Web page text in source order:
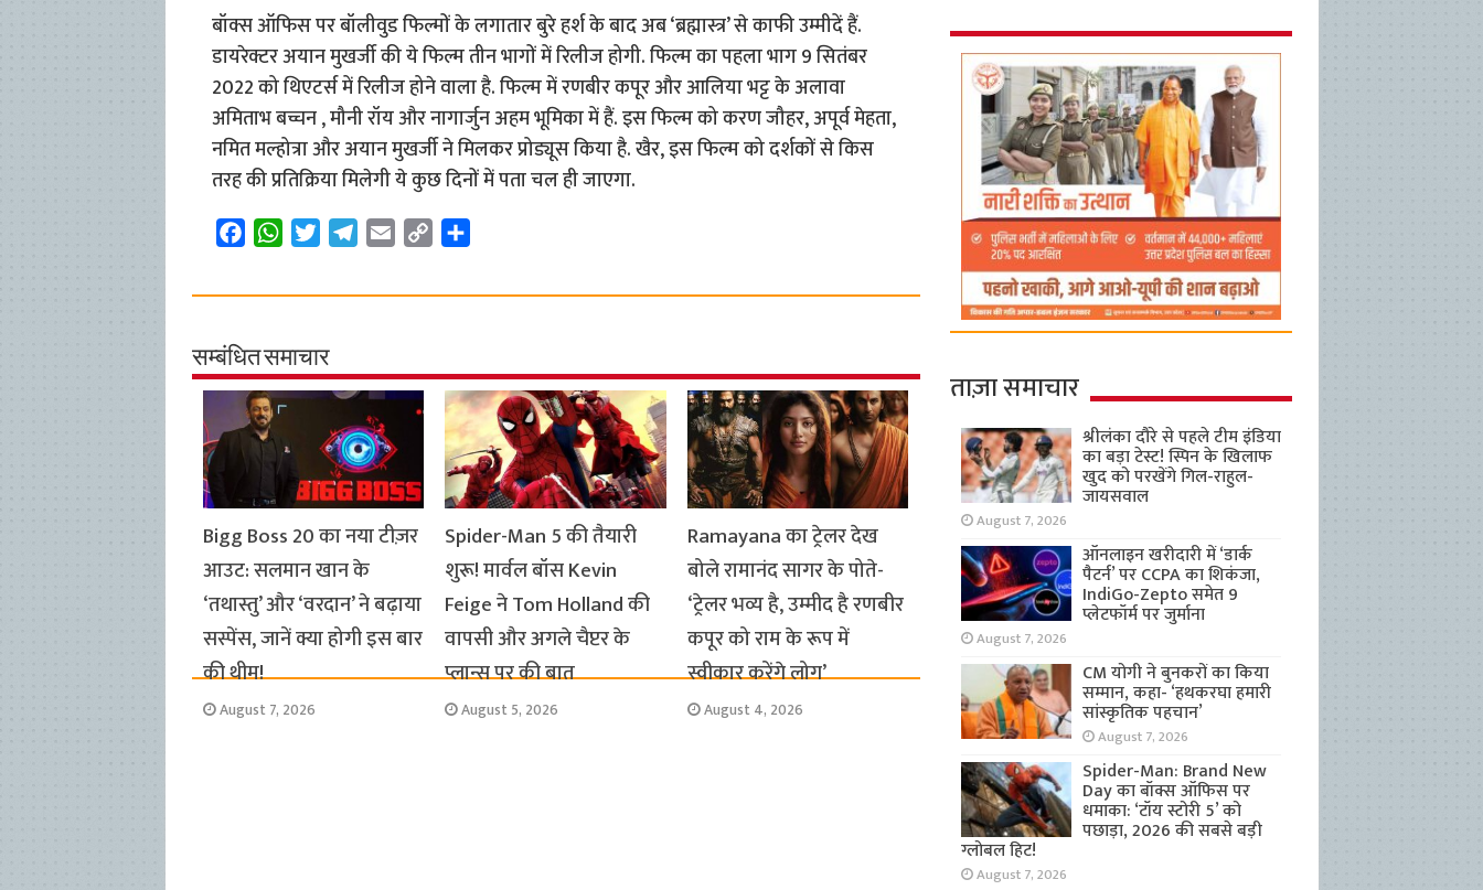
बॉक्स ऑफिस पर बॉलीवुड फिल्मों के लगातार बुरे हर्श के बाद अब ‘ब्रह्मास्त्र’ से काफी उम्मीदें हैं.
डायरेक्टर अयान मुखर्जी की ये फिल्म तीन भागों में रिलीज होगी. फिल्म का पहला भाग 9 सितंबर
2022 को थिएटर्स में रिलीज होने वाला है. फिल्म में रणबीर कपूर और आलिया भट्ट के अलावा
अमिताभ बच्चन , मौनी रॉय और नागार्जुन अहम भूमिका में हैं. इस फिल्म को करण जौहर, अपूर्व मेहता,
नमित मल्होत्रा ​​और अयान मुखर्जी ने मिलकर प्रोड्यूस किया है. खैर, इस फिल्म को दर्शकों से किस
तरह की प्रतिक्रिया मिलेगी ये कुछ दिनों में पता चल ही जाएगा.
c
b
o
o
k
W
a
s
A
p
i
t
e
r
l
r
a
m
a
p
i
a
सम्बंधित समाचार
Bigg Boss 20 का नया टीज़र
आउट: सलमान खान के
‘तथास्तु’ और ‘वरदान’ ने बढ़ाया
सस्पेंस, जानें क्या होगी इस बार
की थीम!
August 7, 2026
Spider-Man 5 की तैयारी
शुरू! मार्वल बॉस Kevin
Feige ने Tom Holland की
वापसी और अगले चैप्टर के
प्लान्स पर की बात
August 5, 2026
Ramayana का ट्रेलर देख
बोले रामानंद सागर के पोते-
‘ट्रेलर भव्य है, उम्मीद है रणबीर
कपूर को राम के रूप में
स्वीकार करेंगे लोग’
August 4, 2026
ताज़ा समाचार
श्रीलंका दौरे से पहले टीम इंडिया
का बड़ा टेस्ट! स्पिन के खिलाफ
खुद को परखेंगे गिल-राहुल-
जायसवाल
August 7, 2026
ऑनलाइन खरीदारी में ‘डार्क
पैटर्न’ पर CCPA का शिकंजा,
IndiGo-Zepto समेत 9
प्लेटफॉर्म पर जुर्माना
August 7, 2026
CM योगी ने बुनकरों का किया
सम्मान, कहा- ‘हथकरघा हमारी
सांस्कृतिक पहचान’
August 7, 2026
Spider-Man: Brand New
Day का बॉक्स ऑफिस पर
धमाका: ‘टॉय स्टोरी 5’ को
पछाड़ा, 2026 की सबसे बड़ी
ग्लोबल हिट!
August 7, 2026